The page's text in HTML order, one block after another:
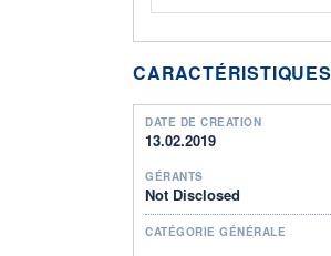
CARACTÉRISTIQUES
DATE DE CRÉATION
13.02.2019
GÉRANTS
Not Disclosed
CATÉGORIE GÉNÉRALE